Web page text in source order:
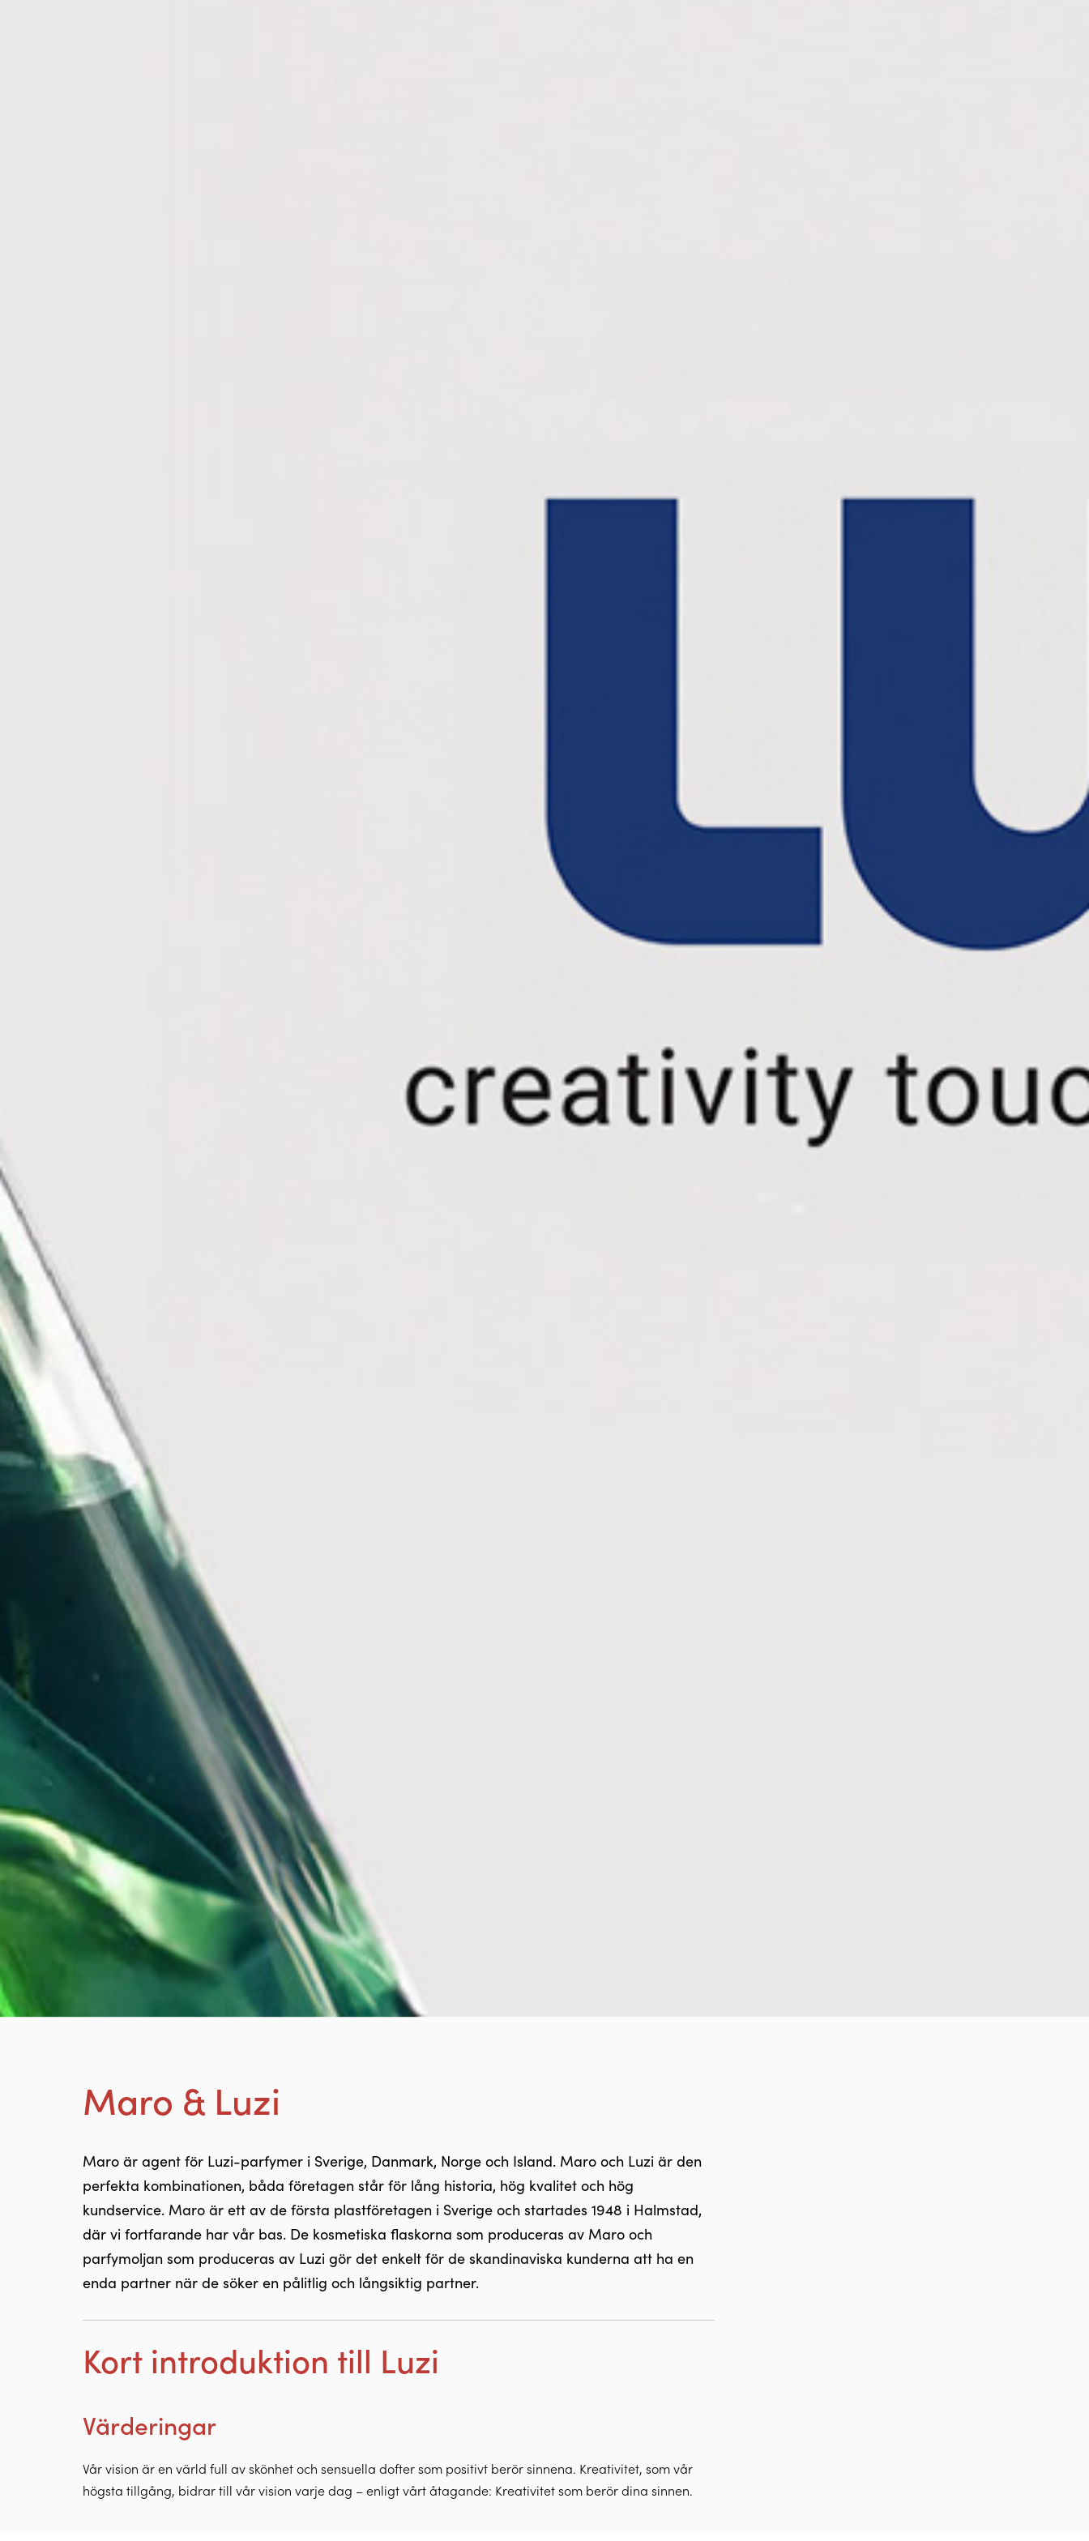
Maro & Luzi
Maro är agent för Luzi-parfymer i Sverige, Danmark, Norge och Island. Maro och Luzi är den
perfekta kombinationen, båda företagen står för lång historia, hög kvalitet och hög
kundservice. Maro är ett av de första plastföretagen i Sverige och startades 1948 i Halmstad,
där vi fortfarande har vår bas. De kosmetiska flaskorna som produceras av Maro och
parfymoljan som produceras av Luzi gör det enkelt för de skandinaviska kunderna att ha en
enda partner när de söker en pålitlig och långsiktig partner.
Kort introduktion till Luzi
Värderingar
Vår vision är en värld full av skönhet och sensuella dofter som positivt berör sinnena. Kreativitet, som vår
högsta tillgång, bidrar till vår vision varje dag – enligt vårt åtagande: Kreativitet som berör dina sinnen.